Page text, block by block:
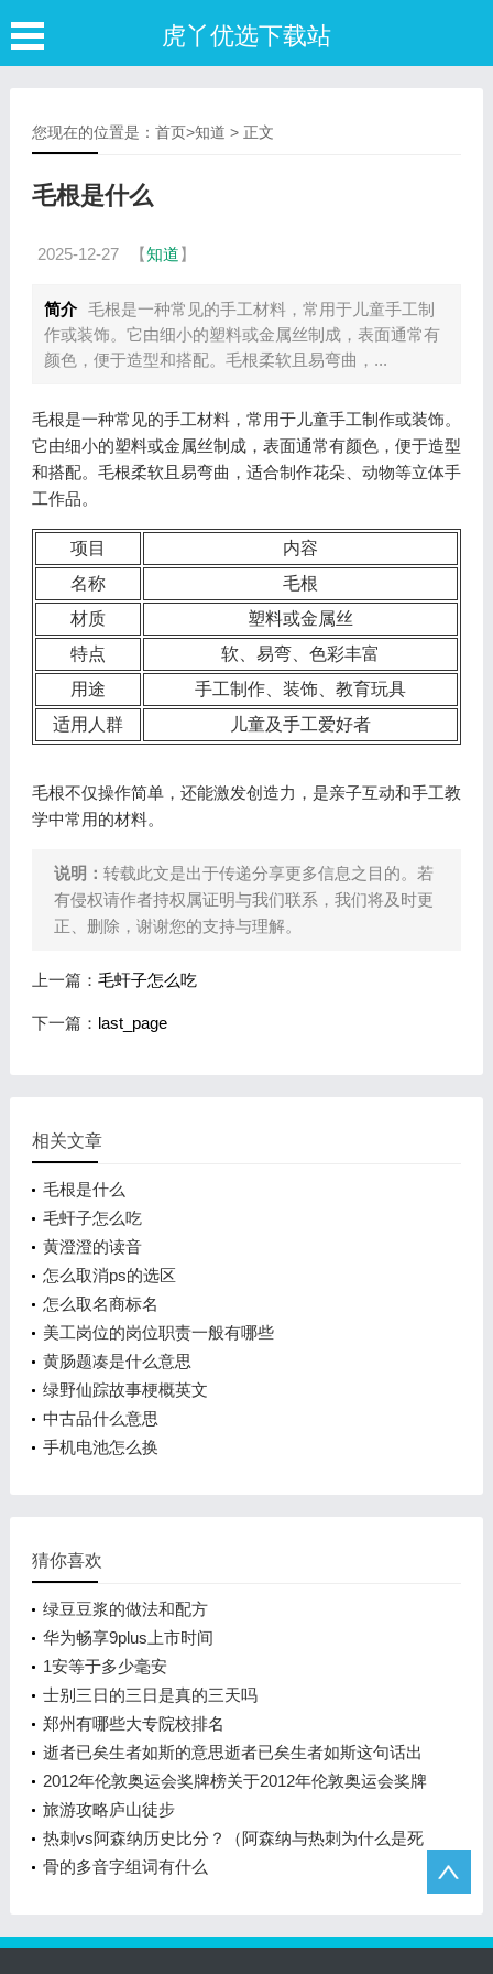
虎丫优选下载站
您现在的位置是： 首页>知道 > 正文
毛根是什么
2025-12-27 【知道】
简介 毛根是一种常见的手工材料，常用于儿童手工制
作或装饰。它由细小的塑料或金属丝制成，表面通常有
颜色，便于造型和搭配。毛根柔软且易弯曲，...
毛根是一种常见的手工材料，常用于儿童手工制作或装饰。
它由细小的塑料或金属丝制成，表面通常有颜色，便于造型
和搭配。毛根柔软且易弯曲，适合制作花朵、动物等立体手
工作品。
项目
内容
名称
毛根
材质
塑料或金属丝
特点
软、易弯、色彩丰富
用途
手工制作、装饰、教育玩具
适用人群
儿童及手工爱好者
毛根不仅操作简单，还能激发创造力，是亲子互动和手工教
学中常用的材料。
说明： 转载此文是出于传递分享更多信息之目的。若
有侵权请作者持权属证明与我们联系，我们将及时更
正、删除，谢谢您的支持与理解。
上一篇： 毛虷子怎么吃
下一篇： last_page
相关文章
毛根是什么
毛虷子怎么吃
黄澄澄的读音
怎么取消ps的选区
怎么取名商标名
美工岗位的岗位职责一般有哪些
黄肠题凑是什么意思
绿野仙踪故事梗概英文
中古品什么意思
手机电池怎么换
猜你喜欢
绿豆豆浆的做法和配方
华为畅享9plus上市时间
1安等于多少毫安
士别三日的三日是真的三天吗
郑州有哪些大专院校排名
逝者已矣生者如斯的意思逝者已矣生者如斯这句话出
自哪里
2012年伦敦奥运会奖牌榜关于2012年伦敦奥运会奖牌
榜
旅游攻略庐山徒步
热刺vs阿森纳历史比分？（阿森纳与热刺为什么是死
敌？）
骨的多音字组词有什么